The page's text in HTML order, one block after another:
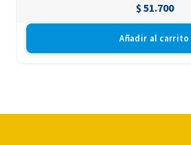
$51.700
Añadir al carrito